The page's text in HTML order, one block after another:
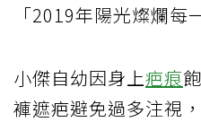
「2019年陽光燦爛每
小傑自幼因身上疤痕
褲遮疤避免過多注視